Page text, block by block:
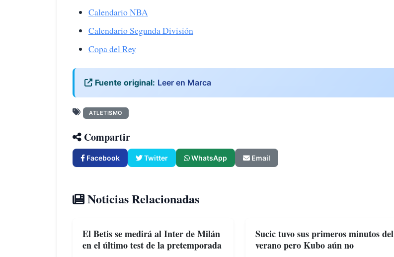
Calendario NBA
Calendario Segunda División
Copa del Rey
Fuente original: Leer en Marca
ATLETISMO
Compartir
Facebook Twitter WhatsApp Email
Noticias Relacionadas
El Betis se medirá al Inter de Milán
en el último test de la pretemporada
Sucic tuvo sus primeros minutos del
verano pero Kubo aún no